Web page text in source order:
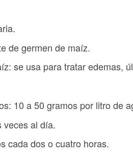
de germen de maíz.
se usa para tratar edemas,
10 a 50 gramos por litro de
veces al día.
cada dos o cuatro horas.